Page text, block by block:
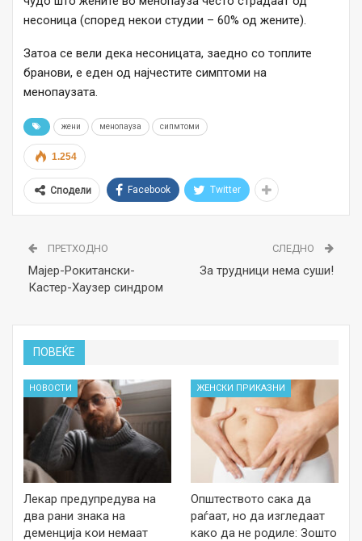
несоница (според некои студии – 60% од жените).
Затоа се вели дека несоницата, заедно со топлите
бранови, е еден од најчестите симптоми на
менопаузата.
жени менопауза сипмтоми
1.254
Сподели Facebook Twitter
ПРЕТХОДНО
Мајер-Рокитански-
Кастер-Хаузер синдром
СЛЕДНО
За трудници нема суши!
ПОВЕЌЕ
НОВОСТИ
Лекар предупредува на
два рани знака на
деменција кои немаат
ЖЕНСКИ ПРИКАЗНИ
Општеството сака да
раѓаат, но да изгледаат
како да не родиле: Зошто